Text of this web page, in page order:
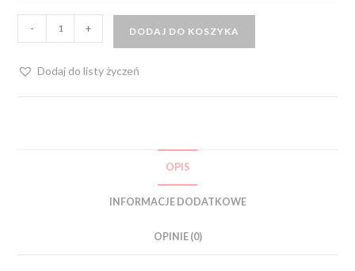
- + DODAJ DO KOSZYKA
Dodaj do listy życzeń
OPIS
INFORMACJE DODATKOWE
OPINIE (0)